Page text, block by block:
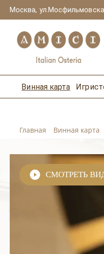
Москва,
Винная карта
Главная Винная карта
СМОТРЕТЬ